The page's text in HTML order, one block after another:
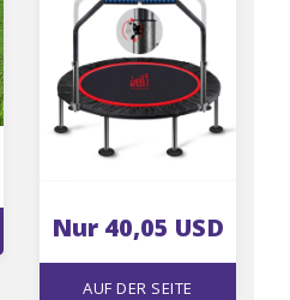
Nur 40,05 USD
AUF DER SEITE